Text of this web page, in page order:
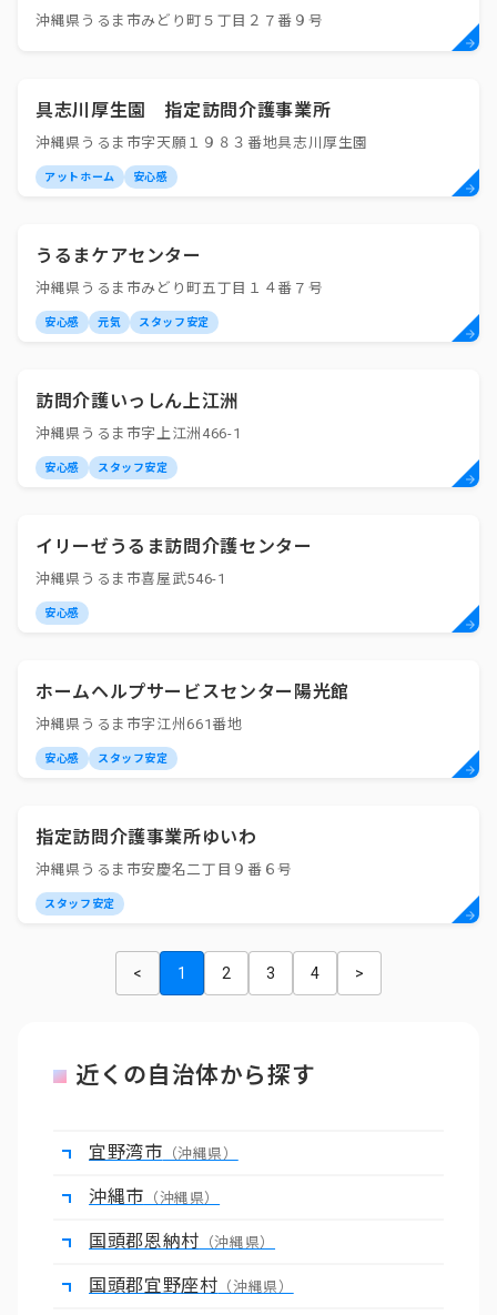
沖縄県うるま市みどり町５丁目２７番９号
具志川厚生園 指定訪問介護事業所
沖縄県うるま市字天願１９８３番地具志川厚生園
アットホーム 安心感
うるまケアセンター
沖縄県うるま市みどり町五丁目１４番７号
安心感 元気 スタッフ安定
訪問介護いっしん上江洲
沖縄県うるま市字上江洲466-1
安心感 スタッフ安定
イリーゼうるま訪問介護センター
沖縄県うるま市喜屋武546-1
安心感
ホームヘルプサービスセンター陽光館
沖縄県うるま市字江州661番地
安心感 スタッフ安定
指定訪問介護事業所ゆいわ
沖縄県うるま市安慶名二丁目９番６号
スタッフ安定
< 1 2 3 4 >
近くの自治体から探す
宜野湾市 （沖縄県）
沖縄市 （沖縄県）
国頭郡恩納村 （沖縄県）
国頭郡宜野座村 （沖縄県）